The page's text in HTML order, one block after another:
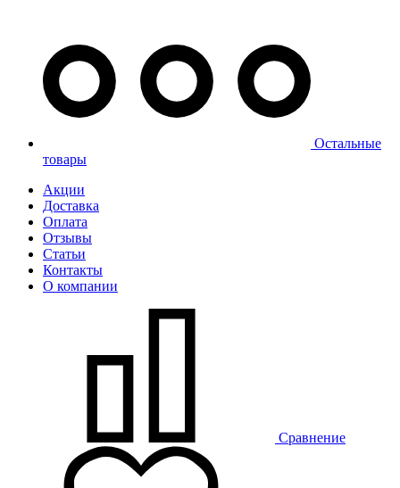
Остальные
товары
Акции
Доставка
Оплата
Отзывы
Статьи
Контакты
О компании
Сравнение